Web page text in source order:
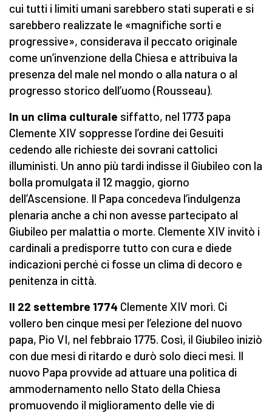
cui tutti i limiti umani sarebbero stati superati e si
sarebbero realizzate le «magnifiche sorti e
progressive», considerava il peccato originale
come un’invenzione della Chiesa e attribuiva la
presenza del male nel mondo o alla natura o al
progresso storico dell’uomo (Rousseau).
In un clima culturale siffatto, nel 1773 papa
Clemente XIV soppresse l’ordine dei Gesuiti
cedendo alle richieste dei sovrani cattolici
illuministi. Un anno più tardi indisse il Giubileo con la
bolla promulgata il 12 maggio, giorno
dell’Ascensione. Il Papa concedeva l’indulgenza
plenaria anche a chi non avesse partecipato al
Giubileo per malattia o morte. Clemente XIV invitò i
cardinali a predisporre tutto con cura e diede
indicazioni perché ci fosse un clima di decoro e
penitenza in città.
Il 22 settembre 1774 Clemente XIV morì. Ci
vollero ben cinque mesi per l’elezione del nuovo
papa, Pio VI, nel febbraio 1775. Così, il Giubileo iniziò
con due mesi di ritardo e durò solo dieci mesi. Il
nuovo Papa provvide ad attuare una politica di
ammodernamento nello Stato della Chiesa
promuovendo il miglioramento delle vie di